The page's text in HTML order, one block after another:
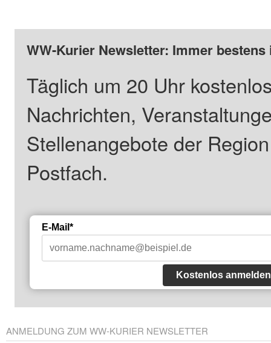
WW-Kurier Newsletter: Immer
Täglich um 20 Uhr
Nachrichten,
Stellenangebote der
Postfach.
E-Mail*
Kostenlos anmelden
ANMELDUNG ZUM WW-KURIER NEWSLETTER